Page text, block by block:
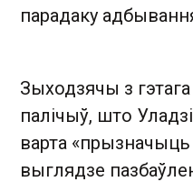
парадаку
Зыходзячы з
палічыў, што
варта
выглядзе